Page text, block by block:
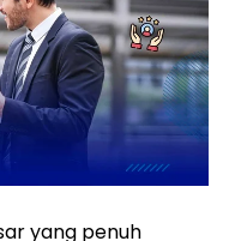
yang penuh